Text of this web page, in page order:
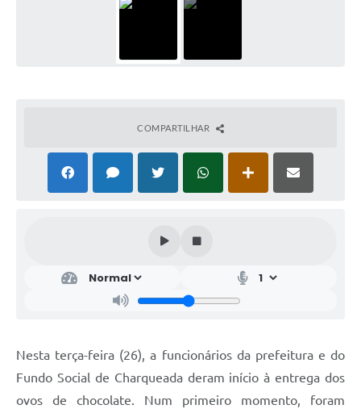
COMPARTILHAR
Nesta terça-feira (26), a funcionários da prefeitura e do
Fundo Social de Charqueada deram início à entrega dos
ovos de chocolate. Num primeiro momento, foram